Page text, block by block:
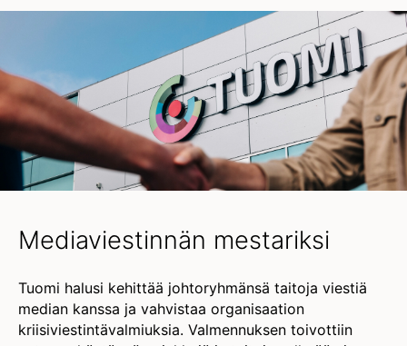
Mediaviestinnän mestariksi
Tuomi halusi kehittää johtoryhmänsä taitoja viestiä
median kanssa ja vahvistaa organisaation
kriisiviestintävalmiuksia. Valmennuksen toivottiin